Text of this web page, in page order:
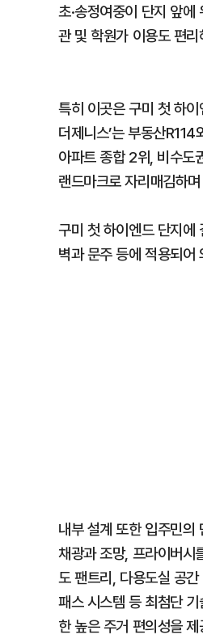
초·송정여중이 단지 앞
관 및 학원가 이용도 편
특히 이곳은 구미 첫 하
더제니스’는 부동산
아파트 종합 2위, 비수도
랜드마크로 자리매김하
구미 첫 하이엔드 단지에
벽과 문주 등에 적용되어
내부 설계 또한 입주민의
채광과 조망, 프라이버
도 팬트리, 다용도실 공
패스 시스템 등 최첨단
한 높은 주거 편의성을